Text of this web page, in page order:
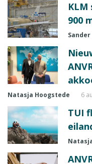
KLM
900
Natasja Hoogstede 6
TUI